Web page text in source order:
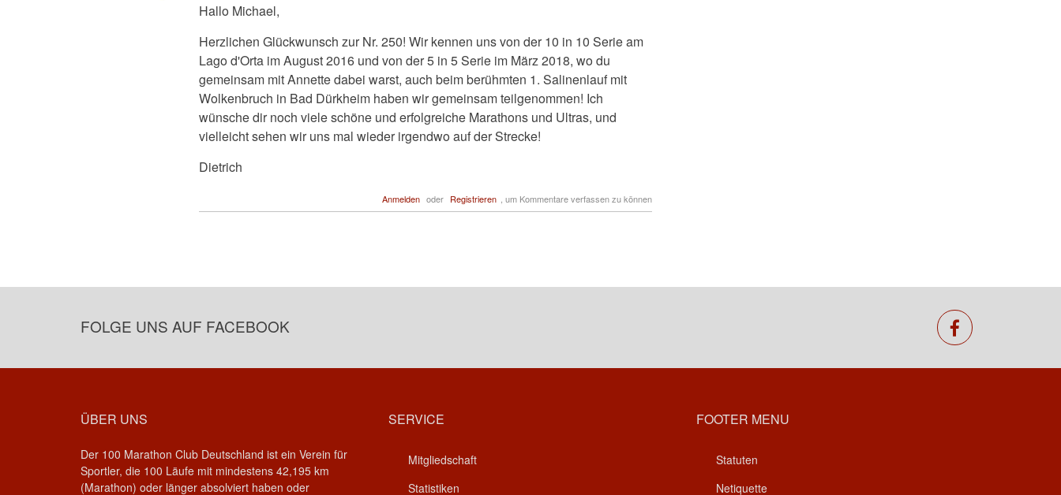
Hallo Michael,
Herzlichen Glückwunsch zur Nr. 250! Wir kennen uns von der 10 in 10 Serie am
Lago d'Orta im August 2016 und von der 5 in 5 Serie im März 2018, wo du
gemeinsam mit Annette dabei warst, auch beim berühmten 1. Salinenlauf mit
Wolkenbruch in Bad Dürkheim haben wir gemeinsam teilgenommen! Ich
wünsche dir noch viele schöne und erfolgreiche Marathons und Ultras, und
vielleicht sehen wir uns mal wieder irgendwo auf der Strecke!
Dietrich
Anmelden oder Registrieren , um Kommentare verfassen zu können
FOLGE UNS AUF FACEBOOK facebook
ÜBER UNS
Der 100 Marathon Club Deutschland ist ein Verein für
Sportler, die 100 Läufe mit mindestens 42,195 km
(Marathon) oder länger absolviert haben oder
SERVICE
Mitgliedschaft
Statistiken
FOOTER MENU
Statuten
Netiquette